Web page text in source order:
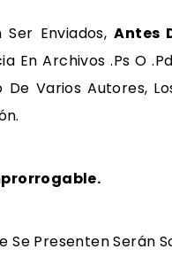
Ser Enviados,Antes
En Archivos .ps O
De Varios Autores,
Se Presenten Serán